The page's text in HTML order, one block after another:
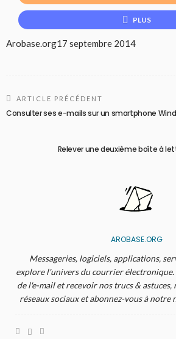
PLUS
Arobase.org17 septembre 2014
ARTICLE PRÉCÉDENT
Consulter ses e-mails sur un smartphone
Relever une deuxième boîte à
AROBASE.ORG
Messageries, logiciels, applications,
explore l'univers du courrier
de l'e-mail et recevoir nos trucs &
réseaux sociaux et abonnez-vous à notre